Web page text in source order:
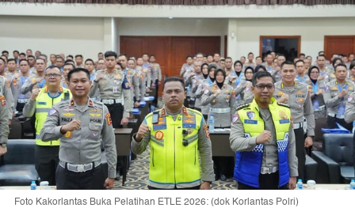
Foto Kakorlantas Buka Pelatihan ETLE 2026: (dok Korlantas Polri)